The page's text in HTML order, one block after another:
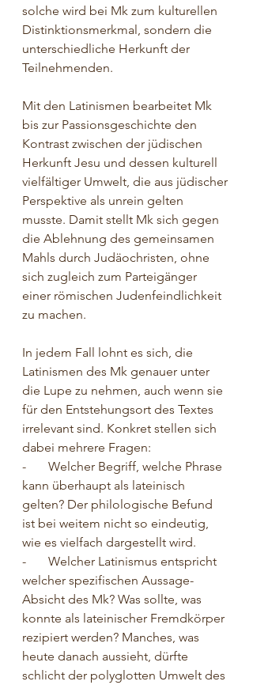
solche wird bei Mk zum kulturellen
Distinktionsmerkmal, sondern die
unterschiedliche Herkunft der
Teilnehmenden.
Mit den Latinismen bearbeitet Mk
bis zur Passionsgeschichte den
Kontrast zwischen der jüdischen
Herkunft Jesu und dessen kulturell
vielfältiger Umwelt, die aus jüdischer
Perspektive als unrein gelten
musste. Damit stellt Mk sich gegen
die Ablehnung des gemeinsamen
Mahls durch Judäochristen, ohne
sich zugleich zum Parteigänger
einer römischen Judenfeindlichkeit
zu machen.
In jedem Fall lohnt es sich, die
Latinismen des Mk genauer unter
die Lupe zu nehmen, auch wenn sie
für den Entstehungsort des Textes
irrelevant sind. Konkret stellen sich
dabei mehrere Fragen:
-       Welcher Begriff, welche Phrase
kann überhaupt als lateinisch
gelten? Der philologische Befund
ist bei weitem nicht so eindeutig,
wie es vielfach dargestellt wird.
-       Welcher Latinismus entspricht
welcher spezifischen Aussage-
Absicht des Mk? Was sollte, was
konnte als lateinischer Fremdkörper
rezipiert werden? Manches, was
heute danach aussieht, dürfte
schlicht der polyglotten Umwelt des